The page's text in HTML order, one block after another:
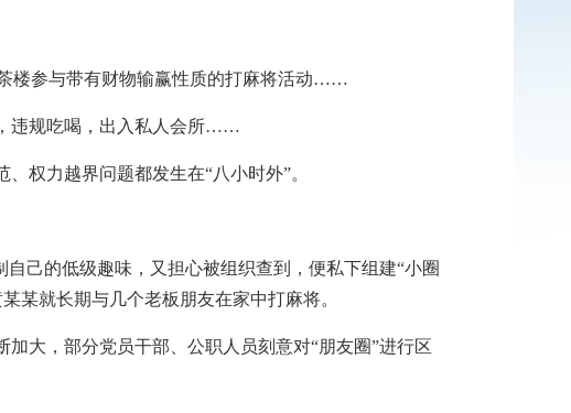
楼参与带有财物输赢性质的打麻将活动……
违规吃喝，出入私人会所……
权力越界问题都发生在“八小时外”。
己的低级趣味，又担心被组织查到，便私下组建“小圈
某就长期与几个老板朋友在家中打麻将。
大，部分党员干部、公职人员刻意对“朋友圈”进行区